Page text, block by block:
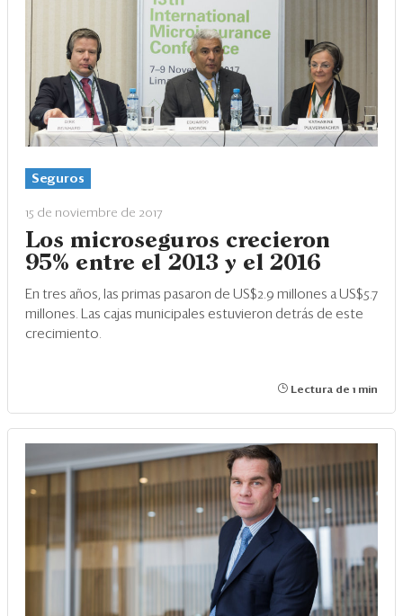
Seguros
15 de noviembre de 2017
Los microseguros crecieron
95% entre el 2013 y el 2016
En tres años, las primas pasaron de US$2.9 millones a US$5.7
millones. Las cajas municipales estuvieron detrás de este
crecimiento.
Lectura de 1 min